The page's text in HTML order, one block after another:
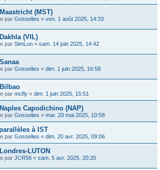
(MST)
par Gosselies « ven. 1 août 2025, 14:33
(VIL)
par SimLun « sam. 14 juin 2025, 14:42
par Gosselies « dim. 1 juin 2025, 16:58
par mcfly « dim. 1 juin 2025, 15:51
Capodichino (NAP)
par Gosselies « mar. 20 mai 2025, 10:58
à IST
par Gosselies « dim. 20 avr. 2025, 09:06
LUTON
par JCR56 « sam. 5 avr. 2025, 20:20